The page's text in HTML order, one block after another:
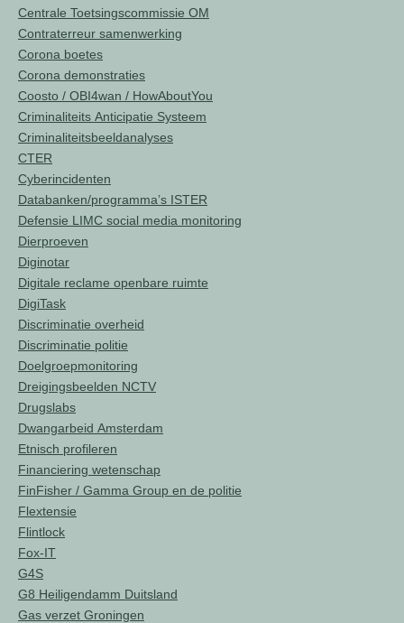
Centrale Toetsingscommissie OM
Contraterreur samenwerking
Corona boetes
Corona demonstraties
Coosto / OBI4wan / HowAboutYou
Criminaliteits Anticipatie Systeem
Criminaliteitsbeeldanalyses
CTER
Cyberincidenten
Databanken/programma’s ISTER
Defensie LIMC social media monitoring
Dierproeven
Diginotar
Digitale reclame openbare ruimte
DigiTask
Discriminatie overheid
Discriminatie politie
Doelgroepmonitoring
Dreigingsbeelden NCTV
Drugslabs
Dwangarbeid Amsterdam
Etnisch profileren
Financiering wetenschap
FinFisher / Gamma Group en de politie
Flextensie
Flintlock
Fox-IT
G4S
G8 Heiligendamm Duitsland
Gas verzet Groningen